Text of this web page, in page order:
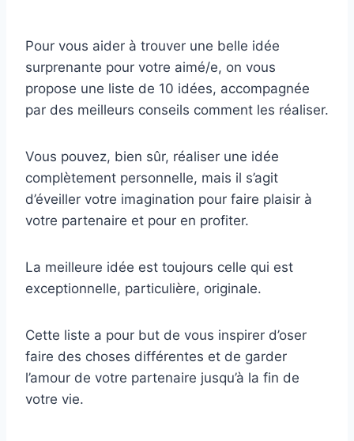
Pour vous aider à trouver une belle idée
surprenante pour votre aimé/e, on vous
propose une liste de 10 idées, accompagnée
par des meilleurs conseils comment les réaliser.
Vous pouvez, bien sûr, réaliser une idée
complètement personnelle, mais il s’agit
d’éveiller votre imagination pour faire plaisir à
votre partenaire et pour en profiter.
La meilleure idée est toujours celle qui est
exceptionnelle, particulière, originale.
Cette liste a pour but de vous inspirer d’oser
faire des choses différentes et de garder
l’amour de votre partenaire jusqu’à la fin de
votre vie.